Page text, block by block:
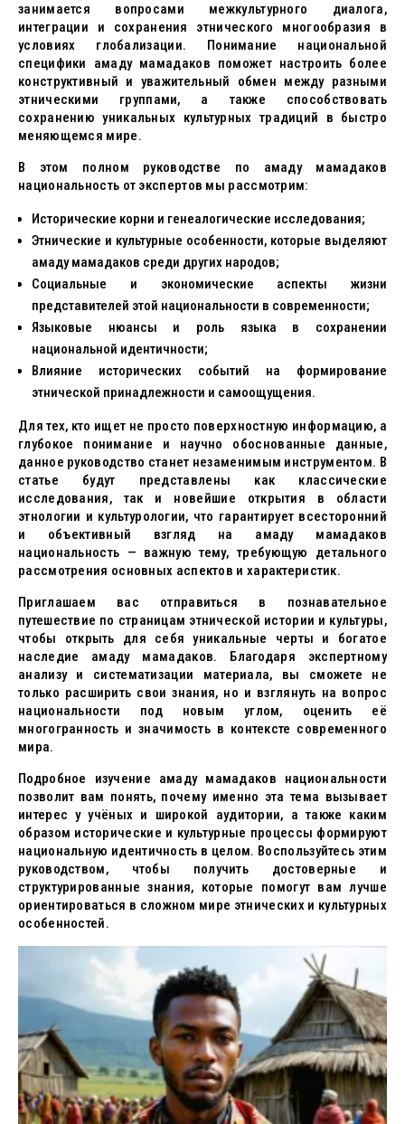
занимается вопросами межкультурного диалога,
интеграции и сохранения этнического многообразия в
условиях глобализации. Понимание национальной
специфики амаду мамадаков поможет настроить более
конструктивный и уважительный обмен между разными
этническими группами, а также способствовать
сохранению уникальных культурных традиций в быстро
меняющемся мире.
В этом полном руководстве по амаду мамадаков
национальность от экспертов мы рассмотрим:
Исторические корни и генеалогические исследования;
Этнические и культурные особенности, которые выделяют
амаду мамадаков среди других народов;
Социальные и экономические аспекты жизни
представителей этой национальности в современности;
Языковые нюансы и роль языка в сохранении
национальной идентичности;
Влияние исторических событий на формирование
этнической принадлежности и самоощущения.
Для тех, кто ищет не просто поверхностную информацию, а
глубокое понимание и научно обоснованные данные,
данное руководство станет незаменимым инструментом. В
статье будут представлены как классические
исследования, так и новейшие открытия в области
этнологии и культурологии, что гарантирует всесторонний
и объективный взгляд на амаду мамадаков
национальность — важную тему, требующую детального
рассмотрения основных аспектов и характеристик.
Приглашаем вас отправиться в познавательное
путешествие по страницам этнической истории и культуры,
чтобы открыть для себя уникальные черты и богатое
наследие амаду мамадаков. Благодаря экспертному
анализу и систематизации материала, вы сможете не
только расширить свои знания, но и взглянуть на вопрос
национальности под новым углом, оценить её
многогранность и значимость в контексте современного
мира.
Подробное изучение амаду мамадаков национальности
позволит вам понять, почему именно эта тема вызывает
интерес у учёных и широкой аудитории, а также каким
образом исторические и культурные процессы формируют
национальную идентичность в целом. Воспользуйтесь этим
руководством, чтобы получить достоверные и
структурированные знания, которые помогут вам лучше
ориентироваться в сложном мире этнических и культурных
особенностей.